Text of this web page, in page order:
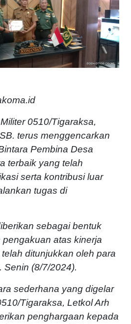
0510/Tigaraksa,
terus menggencarkan
Pembina Desa
terbaik yang telah
serta kontribusi luar
tugas di
sebagai bentuk
atas kinerja
ditunjukkan oleh para
Senin (8/7/2024).
sederhana yang digelar
Tigaraksa, Letkol Arh
penghargaan kepada